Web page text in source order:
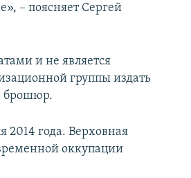
– поясняет Сергей
и не является
группы издать
брошюр.
2014 года. Верховная
оккупации